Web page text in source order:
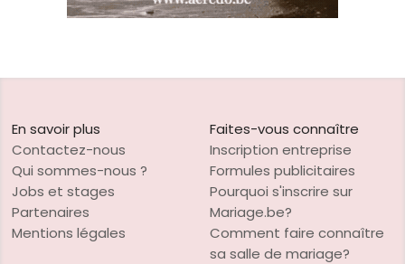
En savoir plus
Contactez-nous
Qui sommes-nous ?
Jobs et stages
Partenaires
Mentions légales
Faites-vous connaître
Inscription entreprise
Formules publicitaires
Pourquoi s'inscrire sur
Mariage.be?
Comment faire connaître
sa salle de mariage?